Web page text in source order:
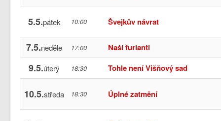
5.5.pátek 10:00 Švejkův návrat
7.5.neděle 17:00 Naši furianti
9.5.úterý 18:30 Tohle není Višňový sad
10.5.středa 18:30 Úplné zatmění